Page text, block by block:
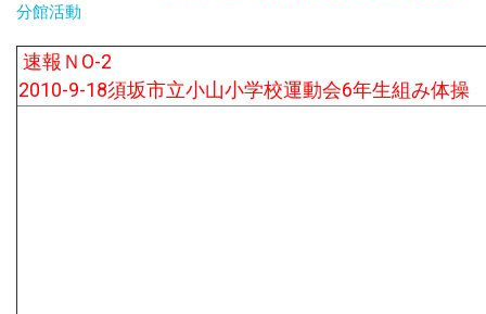
分館活動
速報ＮO-2
2010-9-18須坂市立小山小学校運動会6年生組み体操